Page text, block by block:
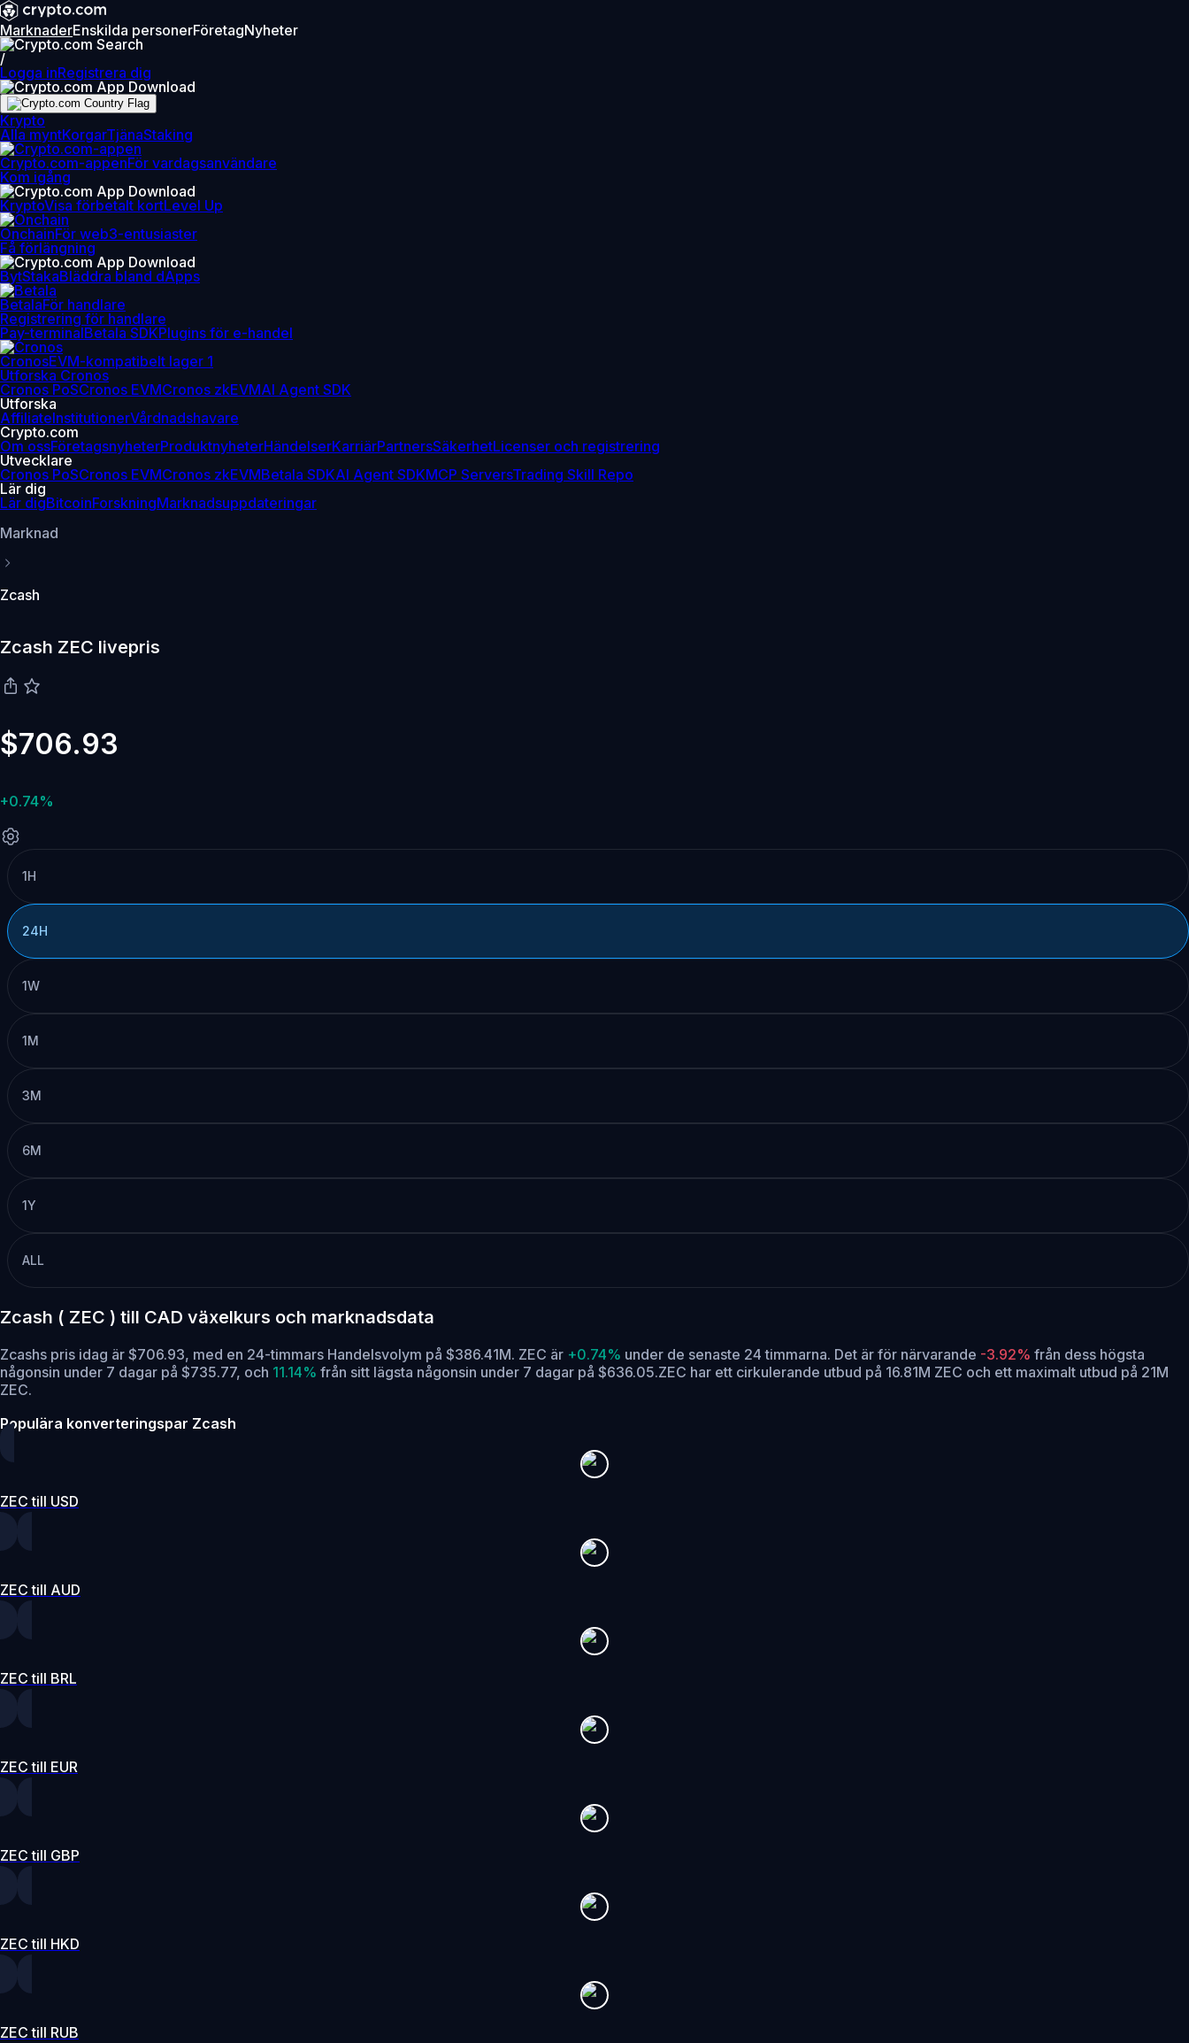
MarknaderEnskilda personerFöretagNyheter
/
Logga inRegistrera dig
Krypto
Alla myntKorgarTjänaStaking
Crypto.com-appenFör vardagsanvändare
Kom igång
KryptoVisa förbetalt kortLevel Up
OnchainFör web3-entusiaster
Få förlängning
BytStakaBläddra bland dApps
BetalaFör handlare
Registrering för handlare
Pay-terminalBetala SDKPlugins för e-handel
CronosEVM-kompatibelt lager 1
Utforska Cronos
Cronos PoSCronos EVMCronos zkEVMAI Agent SDK
Utforska
AffiliateInstitutionerVårdnadshavare
Crypto.com
Om ossFöretagsnyheterProduktnyheterHändelserKarriärPartnersSäkerhetLicenser och registrering
Utvecklare
Cronos PoSCronos EVMCronos zkEVMBetala SDKAI Agent SDKMCP ServersTrading Skill Repo
Lär dig
Lär digBitcoinForskningMarknadsuppdateringar
Marknad
Zcash
Zcash ZEC livepris
$706.93
+0.74%
1H
24H
1W
1M
3M
6M
1Y
ALL
Zcash ( ZEC ) till CAD växelkurs och marknadsdata
Zcashs pris idag är $706.93, med en 24-timmars Handelsvolym på $386.41M. ZEC är +0.74% under de senaste 24 timmarna. Det är för närvarande -3.92% från dess högsta
någonsin under 7 dagar på $735.77, och 11.14% från sitt lägsta någonsin under 7 dagar på $636.05.ZEC har ett cirkulerande utbud på 16.81M ZEC och ett maximalt utbud på 21M
ZEC.
Populära konverteringspar Zcash
ZEC till USD
ZEC till AUD
ZEC till BRL
ZEC till EUR
ZEC till GBP
ZEC till HKD
ZEC till RUB